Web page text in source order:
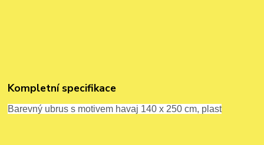
Kompletní specifikace
Barevný ubrus s motivem havaj 140 x 250 cm, plast